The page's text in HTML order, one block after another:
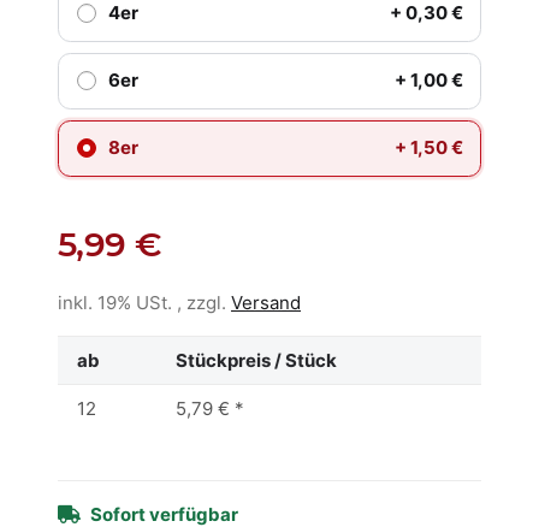
4er + 0,30 €
6er + 1,00 €
8er + 1,50 €
5,99 €
inkl. 19% USt. , zzgl. Versand
ab Stückpreis / Stück
12 5,79 € *
Sofort verfügbar